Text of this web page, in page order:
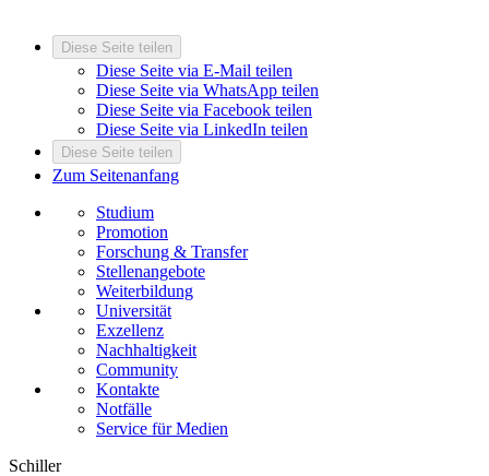
Diese Seite teilen
Diese Seite via E-Mail teilen
Diese Seite via WhatsApp teilen
Diese Seite via Facebook teilen
Diese Seite via LinkedIn teilen
Diese Seite teilen
Zum Seitenanfang
Studium
Promotion
Forschung & Transfer
Stellenangebote
Weiterbildung
Universität
Exzellenz
Nachhaltigkeit
Community
Kontakte
Notfälle
Service für Medien
Schiller